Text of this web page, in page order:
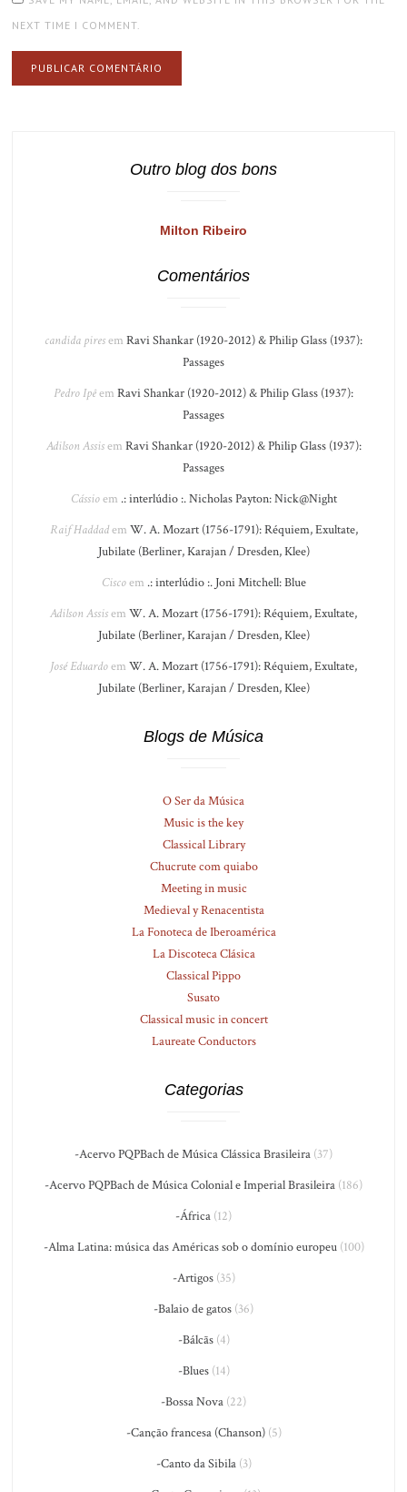
NEXT TIME I COMMENT.
Outro blog dos bons
Milton Ribeiro
Comentários
candida piresem Ravi Shankar (1920-2012) & Philip Glass (1937):
Passages
Pedro Ipêem Ravi Shankar (1920-2012) & Philip Glass (1937):
Passages
Adilson Assisem Ravi Shankar (1920-2012) & Philip Glass (1937):
Passages
Cássioem .: interlúdio :. Nicholas Payton: Nick@Night
Raif Haddadem W. A. Mozart (1756-1791): Réquiem, Exultate,
Jubilate (Berliner, Karajan / Dresden, Klee)
Ciscoem .: interlúdio :. Joni Mitchell: Blue
Adilson Assisem W. A. Mozart (1756-1791): Réquiem, Exultate,
Jubilate (Berliner, Karajan / Dresden, Klee)
José Eduardoem W. A. Mozart (1756-1791): Réquiem, Exultate,
Jubilate (Berliner, Karajan / Dresden, Klee)
Blogs de Música
O Ser da Música
Music is the key
Classical Library
Chucrute com quiabo
Meeting in music
Medieval y Renacentista
La Fonoteca de Iberoamérica
La Discoteca Clásica
Classical Pippo
Susato
Classical music in concert
Laureate Conductors
Categorias
-Acervo PQPBach de Música Clássica Brasileira (37)
-Acervo PQPBach de Música Colonial e Imperial Brasileira (186)
-África (12)
-Alma Latina: música das Américas sob o domínio europeu(100)
-Artigos(35)
-Balaio de gatos (36)
-Bálcãs(4)
-Blues(14)
-Bossa Nova (22)
-Canção francesa (Chanson)(5)
-Canto da Sibila(3)